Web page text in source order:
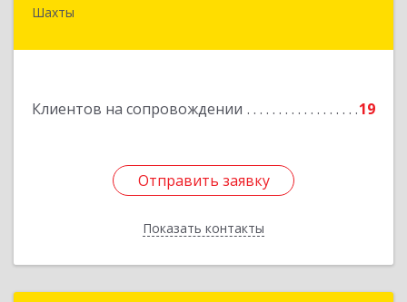
Шахты
Клиентов на сопровождении 19
Отправить заявку
Показать контакты
Отправить заявку
Назад